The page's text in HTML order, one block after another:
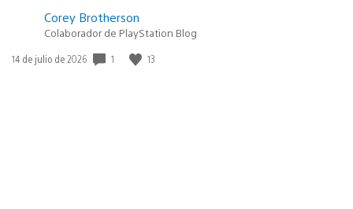
Corey Brotherson
Colaborador de PlayStation Blog
Fecha
14 de julio de 2026 1 13